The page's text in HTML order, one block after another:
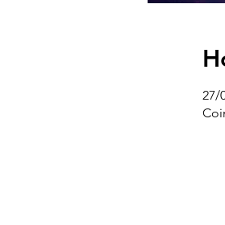
27/